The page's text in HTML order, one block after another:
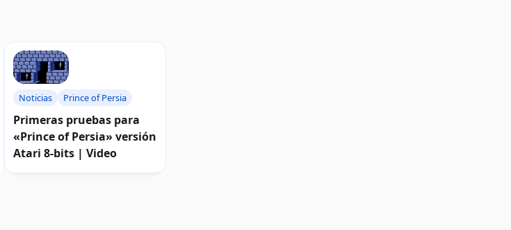
Noticias Prince of Persia
Primeras pruebas para
«Prince of Persia» versión
Atari 8-bits | Video